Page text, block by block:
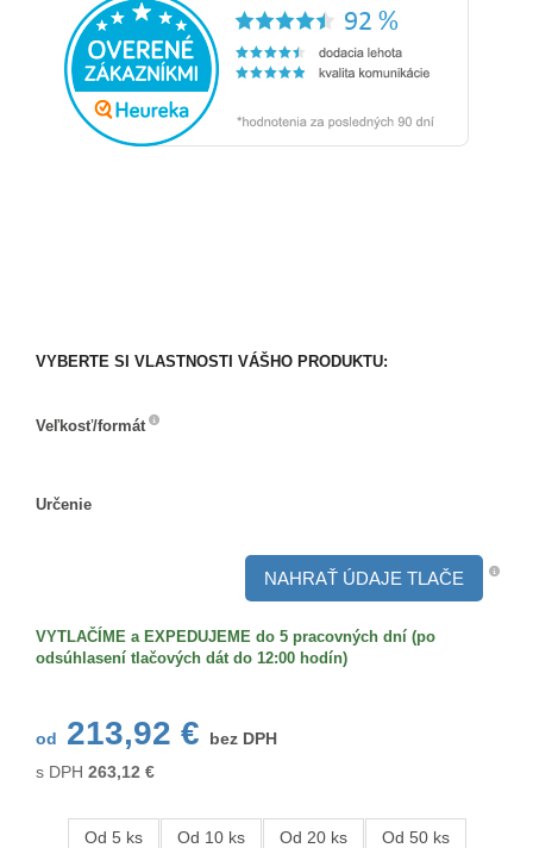
VYBERTE SI VLASTNOSTI VÁŠHO PRODUKTU:
Veľkosť/formát
Určenie
NAHRAŤ ÚDAJE TLAČE
VYTLAČÍME a EXPEDUJEME do 5 pracovných dní (po
odsúhlasení tlačových dát do 12:00 hodín)
od 213,92 €
bez DPH
s DPH 263,12 €
Od 5 ks Od 10 ks Od 20 ks Od 50 ks